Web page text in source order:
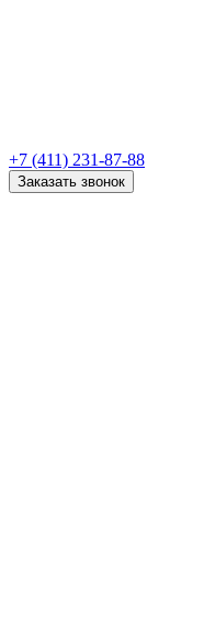
+7 (411) 231-87-88
Заказать звонок